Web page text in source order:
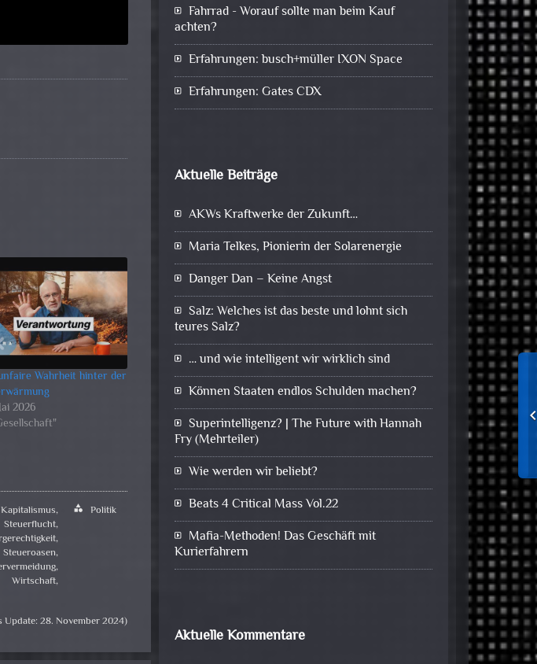
Wahrheit hinter der
2026
Kapitalismus,
Steuerflucht,
,
Steueroasen,
,
Wirtschaft,
category Politik
Update: 28. November 2024)
Fahrrad - Worauf sollte man beim Kauf
achten?
Erfahrungen: busch+müller IXON Space
Erfahrungen: Gates CDX
Aktuelle Beiträge
AKWs Kraftwerke der Zukunft…
Maria Telkes, Pionierin der Solarenergie
Danger Dan – Keine Angst
Salz: Welches ist das beste und lohnt sich
teures Salz?
… und wie intelligent wir wirklich sind
Können Staaten endlos Schulden machen?
Superintelligenz? | The Future with Hannah
Fry (Mehrteiler)
Wie werden wir beliebt?
Beats 4 Critical Mass Vol.22
Mafia-Methoden! Das Geschäft mit
Kurierfahrern
Aktuelle Kommentare